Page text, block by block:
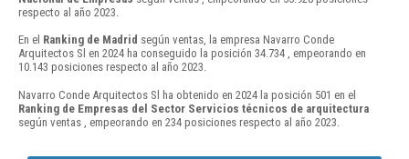
respecto al año 2023.
En el Ranking de Madrid según ventas, la empresa Navarro Conde
Arquitectos Sl en 2024 ha conseguido la posición 34.734 , empeorando en
10.143 posiciones respecto al año 2023.
Navarro Conde Arquitectos Sl ha obtenido en 2024 la posición 501 en el
Ranking de Empresas del Sector Servicios técnicos de arquitectura
según ventas , empeorando en 234 posiciones respecto al año 2023.